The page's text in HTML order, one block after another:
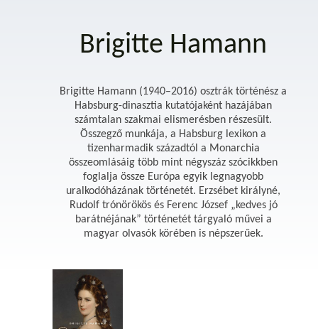
Brigitte Hamann
Brigitte Hamann (1940–2016) osztrák történész a
Habsburg-dinasztia kutatójaként hazájában
számtalan szakmai elismerésben részesült.
Összegző munkája, a Habsburg lexikon a
tizenharmadik századtól a Monarchia
összeomlásáig több mint négyszáz szócikkben
foglalja össze Európa egyik legnagyobb
uralkodóházának történetét. Erzsébet királyné,
Rudolf trónörökös és Ferenc József „kedves jó
barátnéjának” történetét tárgyaló művei a
magyar olvasók körében is népszerűek.